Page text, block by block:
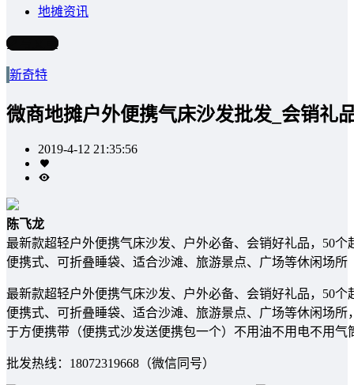
地摊资讯
写文章
新奇特
微商地摊户外便携气床沙发批发_会销礼
2019-4-12 21:35:56
陈飞龙
最新款超轻户外便携气床沙发、户外必备、会销好礼品，50
便携式、可折叠睡袋、适合沙滩、旅游景点、广场等休闲场所
最新款超轻户外便携气床沙发、户外必备、会销好礼品，50
便携式、可折叠睡袋、适合沙滩、旅游景点、广场等休闲场
于方便携带（便携式沙发送便携包一个）不用油不用电不用气
批发热线：18072319668（微信同号）